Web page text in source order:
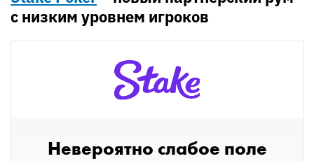
с низким уровнем игроков
Невероятно слабое поле